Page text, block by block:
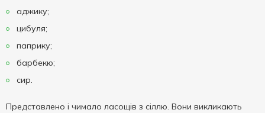
аджику;
цибуля;
паприку;
барбекю;
сир.
Представлено і чимало ласощів з сіллю. Вони викликають